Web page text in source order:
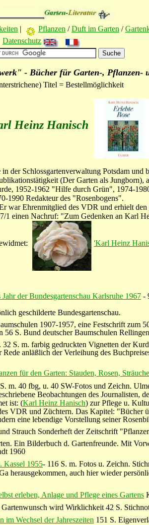
| Pflanzen /Duft im Garten /
Datenschutz
- Bücher für Garten-, Pflanzen-
Titel = Bestellmöglichkeit
Heinz Hanisch
der Schlossgartenverwaltung Potsdam und
(Der Garten als
1952-1962 "Hilfe durch Grün", 1974-
1990 Redakteur des "Rosenbogens".
war Ehrenmitglied des VDR und erhielt den
1 einen Nachruf: "Zum Gedenken an Karl
'Karl Heinz
der Bundesgartenschau Karlsruhe 1967 -
geschilderte Bundesgartenschau.
1907-1957, eine Festschrift zum
56 S. Bund deutscher Baumschulen
32 S. m. farbig gedruckten Vignetten der
Rede anläßlich der Verleihung des
für den Garten: Stauden, Rosen,
m. 40 fbg, u. 40 SW-Fotos und Zeichn.
Beobachtungen des Journalisten,
ist: (Karl Heinz Hanisch) zur Pflege u.
VDR und Züchtern. Das Kapitel: "Bücher
eine lebendige Vorstellung seiner
Strauch Sonderheft der Zeitschrift
Ein Bilderbuch d. Gartenfreunde. Mit
1960
Kassel 1955- 116 S. m. Fotos u. Zeichn.
herausgekommen, auch hier wieder
erleben, Anlage und Pflege eines Gartens
wird Wirklichkeit 42 S.
im Wechsel der Jahreszeiten 151 S.